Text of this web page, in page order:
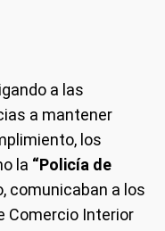
a las
a mantener
los
la “Policía de
comunicaban a los
Comercio Interior